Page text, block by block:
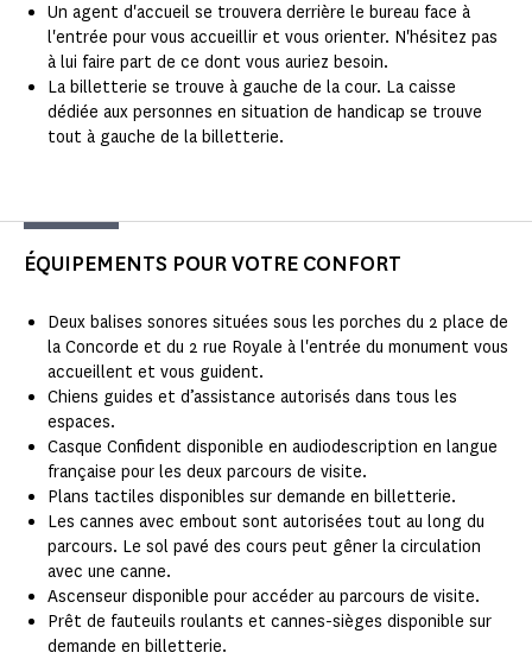
Un agent d'accueil se trouvera derrière le bureau face à
l'entrée pour vous accueillir et vous orienter. N'hésitez pas
à lui faire part de ce dont vous auriez besoin.
La billetterie se trouve à gauche de la cour. La caisse
dédiée aux personnes en situation de handicap se trouve
tout à gauche de la billetterie.
ÉQUIPEMENTS POUR VOTRE CONFORT
Deux balises sonores situées sous les porches du 2 place de
la Concorde et du 2 rue Royale à l'entrée du monument vous
accueillent et vous guident.
Chiens guides et d’assistance autorisés dans tous les
espaces.
Casque Confident disponible en audiodescription en langue
française pour les deux parcours de visite.
Plans tactiles disponibles sur demande en billetterie.
Les cannes avec embout sont autorisées tout au long du
parcours. Le sol pavé des cours peut gêner la circulation
avec une canne.
Ascenseur disponible pour accéder au parcours de visite.
Prêt de fauteuils roulants et cannes-sièges disponible sur
demande en billetterie.